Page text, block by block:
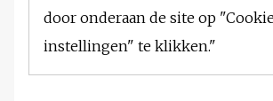
door onderaan de site op
instellingen" te klikken."